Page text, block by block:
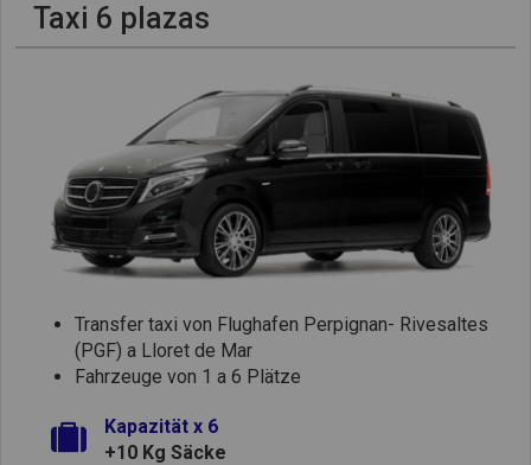
Taxi 6 plazas
Transfer taxi von Flughafen Perpignan- Rivesaltes
(PGF) a Lloret de Mar
Fahrzeuge von 1 a 6 Plätze
Kapazität x 6
+10 Kg Säcke